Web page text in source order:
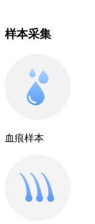
样本采集
血痕样本